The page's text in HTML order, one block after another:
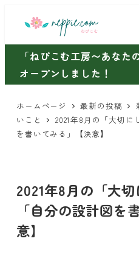
ン
ン
「ねぴこむ工房〜あなた
オープンしました！
ホームページ 最新の投稿
いこと
2021年8月の「大切
を書いてみる」【決意】
2021年8月の「大
「自分の設計図を
意】